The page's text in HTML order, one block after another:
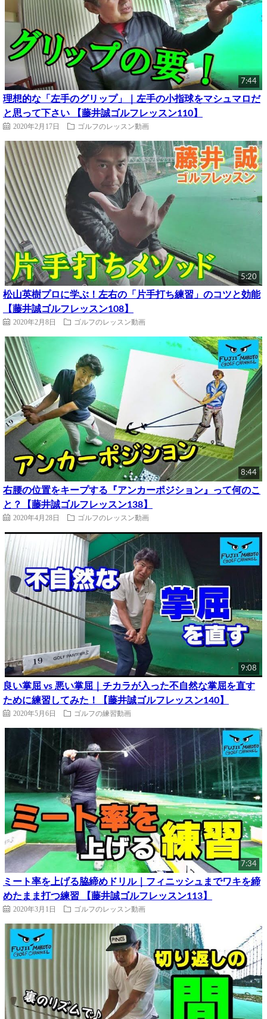
7:44
理想的な「左手のグリップ」｜左手の小指球をマシュマロだ
と思って下さい 【藤井誠ゴルフレッスン110】
2020年2月17日 ゴルフのレッスン動画
5:20
松山英樹プロに学ぶ！左右の「片手打ち練習」のコツと効能
【藤井誠ゴルフレッスン108】
2020年2月8日 ゴルフのレッスン動画
8:44
右腰の位置をキープする『アンカーポジション』って何のこ
と？【藤井誠ゴルフレッスン138】
2020年4月28日 ゴルフのレッスン動画
9:08
良い掌屈 vs 悪い掌屈｜チカラが入った不自然な掌屈を直す
ために練習してみた！【藤井誠ゴルフレッスン140】
2020年5月6日 ゴルフの練習動画
7:34
ミート率を上げる脇締めドリル｜フィニッシュまでワキを締
めたまま打つ練習 【藤井誠ゴルフレッスン113】
2020年3月1日 ゴルフのレッスン動画